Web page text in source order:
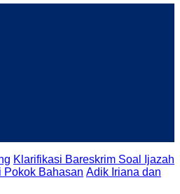
Klarifikasi Bareskrim Soal Ijazah
Pokok Bahasan Adik Iriana dan